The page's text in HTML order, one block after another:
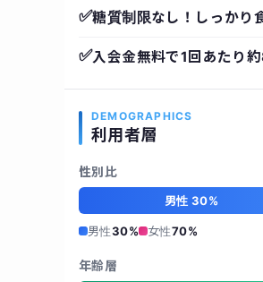
✅糖質制限なし！しっかり
✅入会金無料で1回あたり
DEMOGRAPHICS
利用者層
性別比
男性 30%
男性30% 女性70%
年齢層